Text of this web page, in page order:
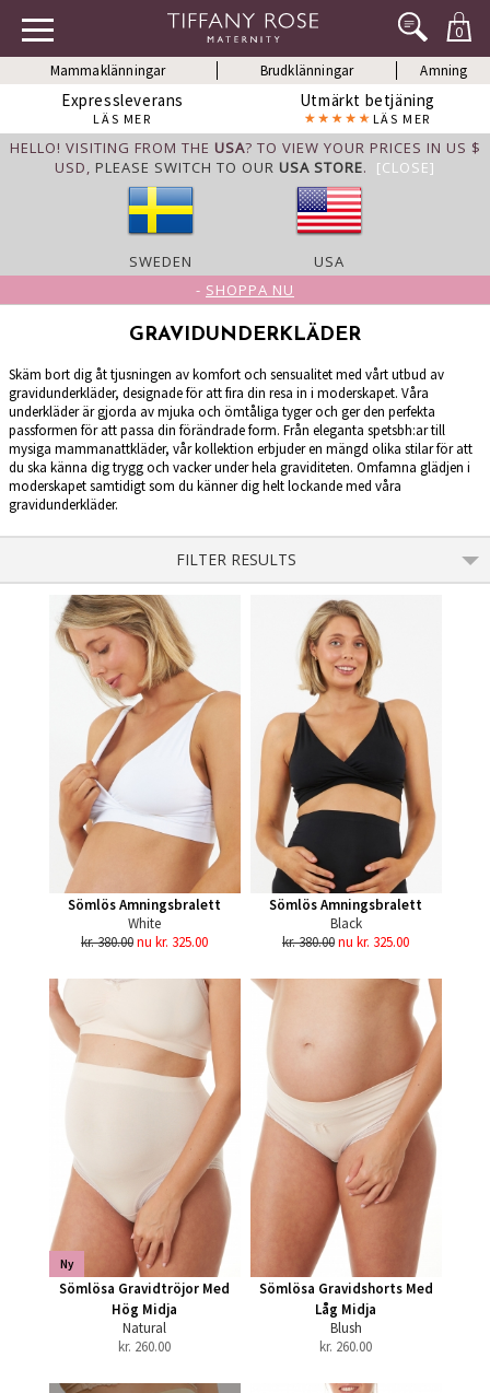
0
Mammaklänningar Brudklänningar Amning
Expressleverans
LÄS MER
Utmärkt betjäning
LÄS MER
HELLO! VISITING FROM THE USA? TO VIEW YOUR PRICES IN US $
USD, PLEASE SWITCH TO OUR USA STORE. [CLOSE]
SWEDEN
USA
- SHOPPA NU
GRAVIDUNDERKLÄDER
Skäm bort dig åt tjusningen av komfort och sensualitet med vårt utbud av
gravidunderkläder, designade för att fira din resa in i moderskapet. Våra
underkläder är gjorda av mjuka och ömtåliga tyger och ger den perfekta
passformen för att passa din förändrade form. Från eleganta spetsbh:ar till
mysiga mammanattkläder, vår kollektion erbjuder en mängd olika stilar för att
du ska känna dig trygg och vacker under hela graviditeten. Omfamna glädjen i
moderskapet samtidigt som du känner dig helt lockande med våra
gravidunderkläder.
FILTER RESULTS
Sömlös Amningsbralett
White
kr. 380.00nu kr. 325.00
Sömlös Amningsbralett
Black
kr. 380.00nu kr. 325.00
Ny
Sömlösa Gravidtröjor Med
Hög Midja
Natural
kr. 260.00
Sömlösa Gravidshorts Med
Låg Midja
Blush
kr. 260.00